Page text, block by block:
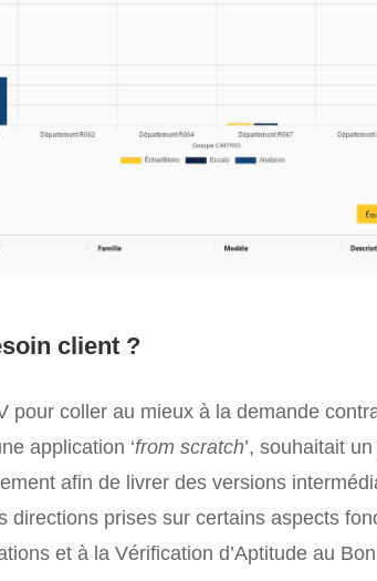
client ?
pour coller au mieux à la demande
application ‘from scratch’, souhaitait
afin de livrer des versions
prises sur certains aspects
et à la Vérification d’Aptitude au